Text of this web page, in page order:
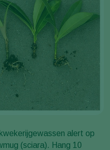
alert op
(sciara). Hang 10